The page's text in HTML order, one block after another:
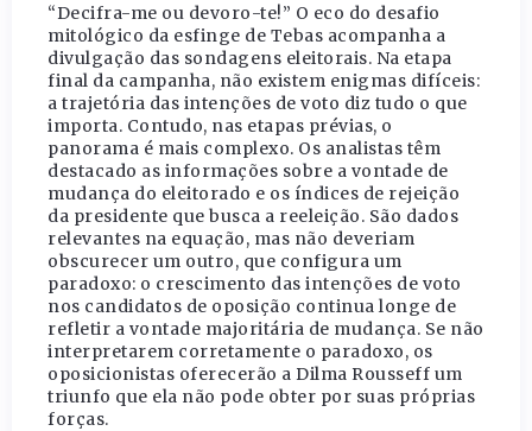
“Decifra-me ou devoro-te!” O eco do desafio
mitológico da esfinge de Tebas acompanha a
divulgação das sondagens eleitorais. Na etapa
final da campanha, não existem enigmas difíceis:
a trajetória das intenções de voto diz tudo o que
importa. Contudo, nas etapas prévias, o
panorama é mais complexo. Os analistas têm
destacado as informações sobre a vontade de
mudança do eleitorado e os índices de rejeição
da presidente que busca a reeleição. São dados
relevantes na equação, mas não deveriam
obscurecer um outro, que configura um
paradoxo: o crescimento das intenções de voto
nos candidatos de oposição continua longe de
refletir a vontade majoritária de mudança. Se não
interpretarem corretamente o paradoxo, os
oposicionistas oferecerão a Dilma Rousseff um
triunfo que ela não pode obter por suas próprias
forças.